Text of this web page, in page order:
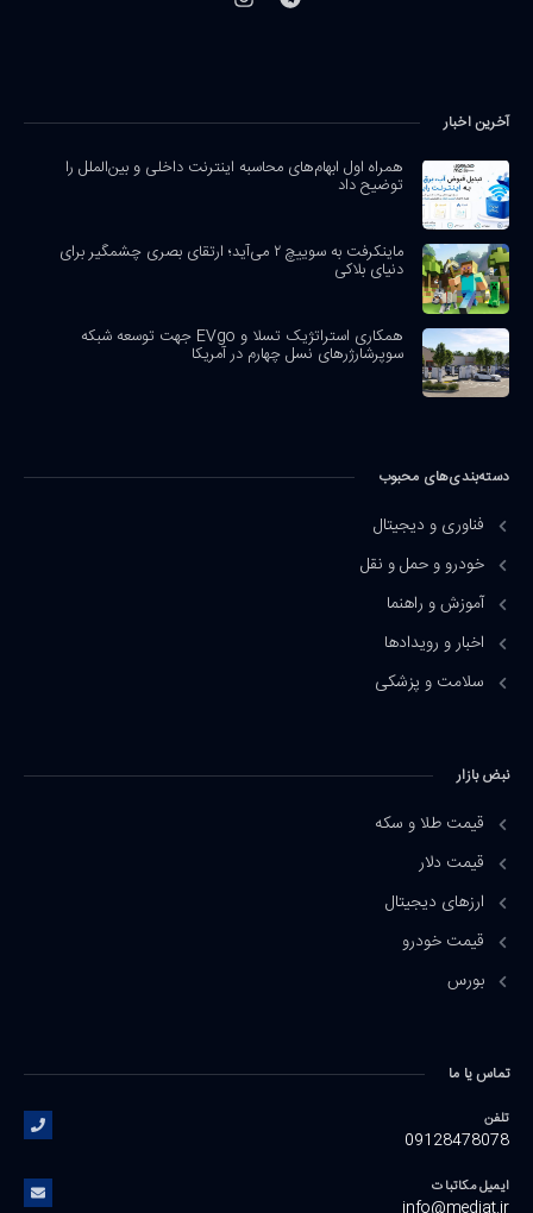
آخرین اخبار
همراه اول ابهام‌های محاسبه اینترنت داخلی و بین‌الملل را
توضیح داد
ماینکرفت به سوییچ ۲ می‌آید؛ ارتقای بصری چشمگیر برای
دنیای بلاکی
همکاری استراتژیک تسلا و EVgo جهت توسعه شبکه
سوپرشارژرهای نسل چهارم در آمریکا
دسته‌بندی‌های محبوب
فناوری و دیجیتال
خودرو و حمل و نقل
آموزش و راهنما
اخبار و رویدادها
سلامت و پزشکی
نبض بازار
قیمت طلا و سکه
قیمت دلار
ارزهای دیجیتال
قیمت خودرو
بورس
تماس یا ما
تلفن
09128478078
ایمیل مکاتبات